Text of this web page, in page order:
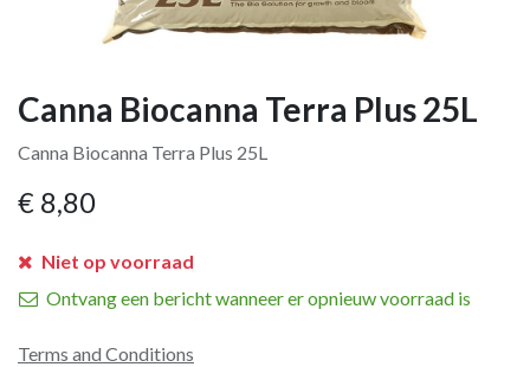
Canna Biocanna Terra Plus 25L
Canna Biocanna Terra Plus 25L
€ 8,80
Niet op voorraad
Ontvang een bericht wanneer er opnieuw voorraad is
Terms and Conditions